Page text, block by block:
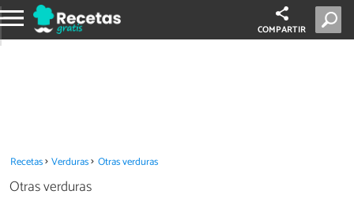
COMPARTIR
Recetas Verduras Otras verduras
Otras verduras